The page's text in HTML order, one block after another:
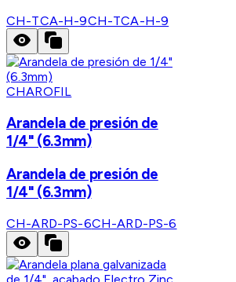
CH-TCA-H-9CH-TCA-H-9
CHAROFIL
Arandela de presión de
1/4" (6.3mm)
Arandela de presión de
1/4" (6.3mm)
CH-ARD-PS-6CH-ARD-PS-6